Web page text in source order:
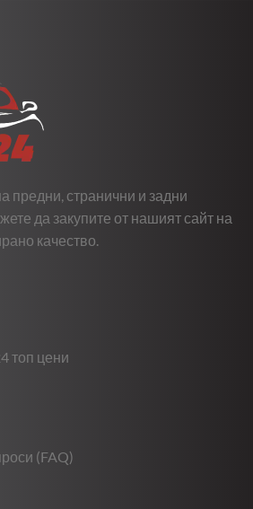
предни, странични и задни
да закупите от нашият сайт на
качество.
топ цени
(FAQ)